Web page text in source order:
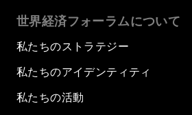
世界経済フォーラムについて
私たちのストラテジー
私たちのアイデンティティ
私たちの活動